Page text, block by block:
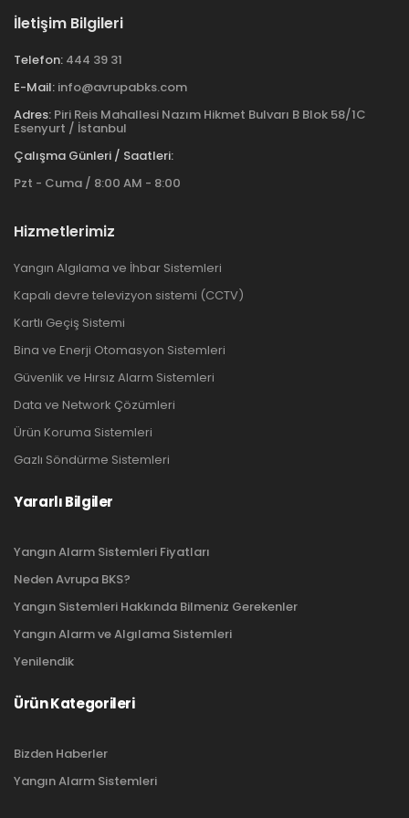
İletişim Bilgileri
Telefon: 444 39 31
E-Mail: info@avrupabks.com
Adres: Piri Reis Mahallesi Nazım Hikmet Bulvarı B Blok 58/1C
Esenyurt / İstanbul
Çalışma Günleri / Saatleri:
Pzt - Cuma / 8:00 AM - 8:00
Hizmetlerimiz
Yangın Algılama ve İhbar Sistemleri
Kapalı devre televizyon sistemi (CCTV)
Kartlı Geçiş Sistemi
Bina ve Enerji Otomasyon Sistemleri
Güvenlik ve Hırsız Alarm Sistemleri
Data ve Network Çözümleri
Ürün Koruma Sistemleri
Gazlı Söndürme Sistemleri
Yararlı Bilgiler
Yangın Alarm Sistemleri Fiyatları
Neden Avrupa BKS?
Yangın Sistemleri Hakkında Bilmeniz Gerekenler
Yangın Alarm ve Algılama Sistemleri
Yenilendik
Ürün Kategorileri
Bizden Haberler
Yangın Alarm Sistemleri